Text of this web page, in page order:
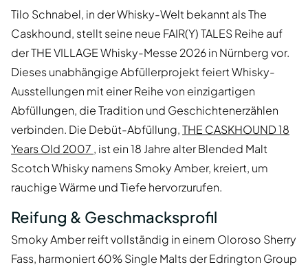
Tilo Schnabel, in der Whisky-Welt bekannt als The
Caskhound, stellt seine neue FAIR(Y) TALES Reihe auf
der THE VILLAGE Whisky-Messe 2026 in Nürnberg vor.
Dieses unabhängige Abfüllerprojekt feiert Whisky-
Ausstellungen mit einer Reihe von einzigartigen
Abfüllungen, die Tradition und Geschichtenerzählen
verbinden. Die Debüt-Abfüllung,THE CASKHOUND 18
Years Old 2007 , ist ein 18 Jahre alter Blended Malt
Scotch Whisky namens Smoky Amber, kreiert, um
rauchige Wärme und Tiefe hervorzurufen.
Reifung & Geschmacksprofil
Smoky Amber reift vollständig in einem Oloroso Sherry
Fass, harmoniert 60% Single Malts der Edrington Group